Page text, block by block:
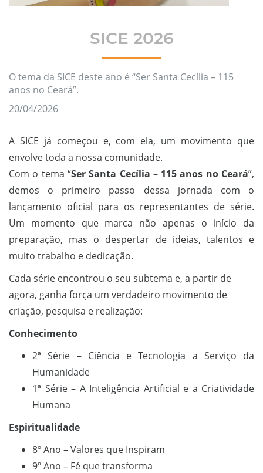
SICE 2026
O tema da SICE deste ano é “Ser Santa Cecília – 115
anos no Ceará”.
20/04/2026
A SICE já começou e, com ela, um movimento que
envolve toda a nossa comunidade.
Com o tema “Ser Santa Cecília – 115 anos no Ceará”,
demos o primeiro passo dessa jornada com o
lançamento oficial para os representantes de série.
Um momento que marca não apenas o início da
preparação, mas o despertar de ideias, talentos e
muito trabalho e dedicação.
Cada série encontrou o seu subtema e, a partir de
agora, ganha força um verdadeiro movimento de
criação, pesquisa e realização:
Conhecimento
2ª Série – Ciência e Tecnologia a Serviço da
Humanidade
1ª Série – A Inteligência Artificial e a Criatividade
Humana
Espiritualidade
8º Ano – Valores que Inspiram
9º Ano – Fé que transforma